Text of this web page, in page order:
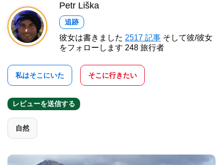
Petr Liška
追跡
彼女は書きました 2517 記事 そして彼/彼女
をフォローします 248 旅行者
私はそこにいた そこに行きたい
レビューを送信する
自然